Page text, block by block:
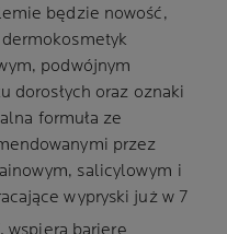
będzie nowość,
dermokosmetyk
podwójnym
dorosłych oraz oznaki
formuła ze
przez
salicylowym i
wypryski już w 7